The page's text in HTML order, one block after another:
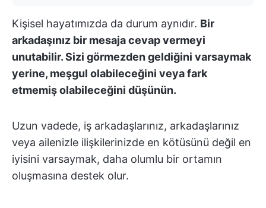
Kişisel hayatımızda da durum aynıdır. Bir
arkadaşınız bir mesaja cevap vermeyi
unutabilir. Sizi görmezden geldiğini varsaymak
yerine, meşgul olabileceğini veya fark
etmemiş olabileceğini düşünün.
Uzun vadede, iş arkadaşlarınız, arkadaşlarınız
veya ailenizle ilişkilerinizde en kötüsünü değil en
iyisini varsaymak, daha olumlu bir ortamın
oluşmasına destek olur.